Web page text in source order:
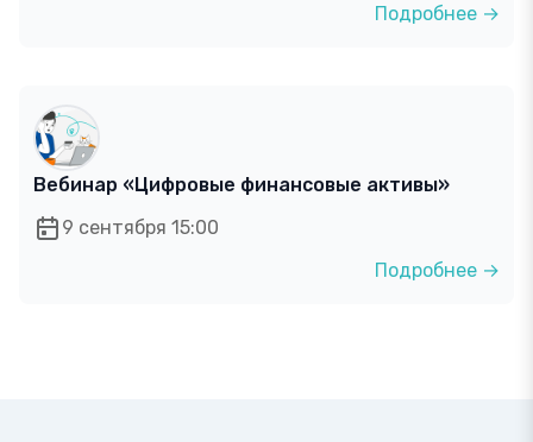
Подробнее →
Вебинар «Цифровые финансовые активы»
9 сентября 15:00
Подробнее →